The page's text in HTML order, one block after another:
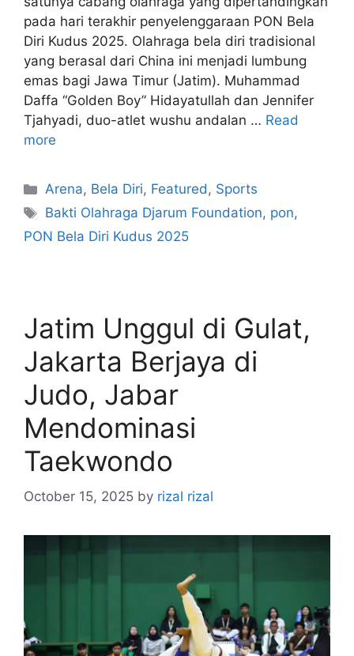
pada hari terakhir penyelenggaraan PON Bela
Diri Kudus 2025. Olahraga bela diri tradisional
yang berasal dari China ini menjadi lumbung
emas bagi Jawa Timur (Jatim). Muhammad
Daffa “Golden Boy” Hidayatullah dan Jennifer
Tjahyadi, duo-atlet wushu andalan … Read
more
Arena, Bela Diri, Featured, Sports
Bakti Olahraga Djarum Foundation, pon,
PON Bela Diri Kudus 2025
Jatim Unggul di Gulat,
Jakarta Berjaya di
Judo, Jabar
Mendominasi
Taekwondo
October 15, 2025 by rizal rizal